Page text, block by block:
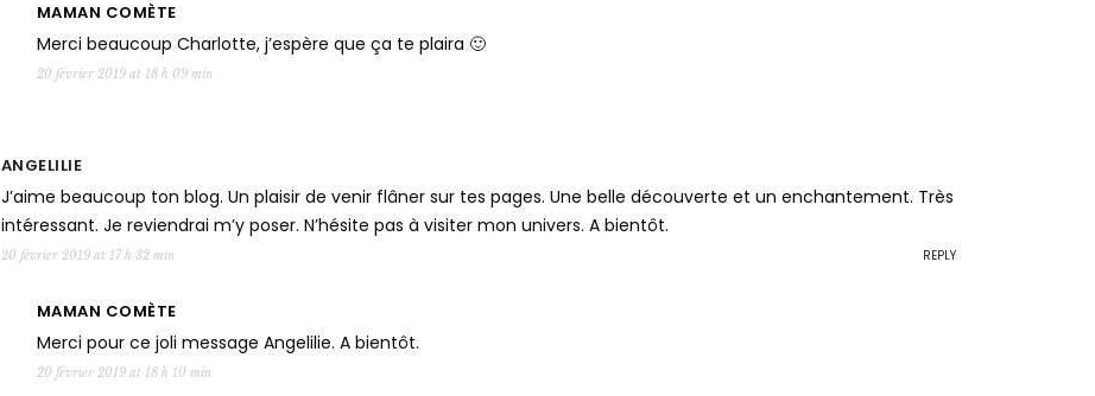
MAMAN COMÈTE
Merci beaucoup Charlotte, j’espère que ça te plaira 🙂
20 février 2019 at 18 h 09 min
ANGELILIE
J’aime beaucoup ton blog. Un plaisir de venir flâner sur tes pages. Une belle découverte et un enchantement. Très
intéressant. Je reviendrai m’y poser. N’hésite pas à visiter mon univers. A bientôt.
20 février 2019 at 17 h 32 min REPLY
MAMAN COMÈTE
Merci pour ce joli message Angelilie. A bientôt.
20 février 2019 at 18 h 10 min